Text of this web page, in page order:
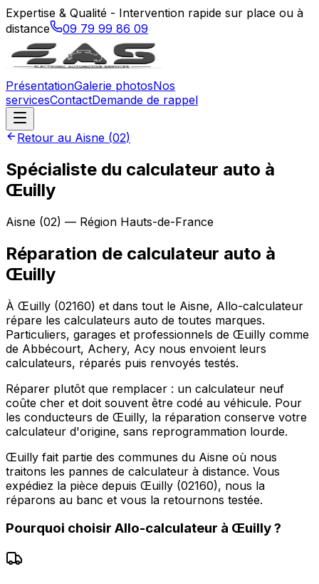
Expertise & Qualité - Intervention rapide sur place ou à
distance
09 79 99 86 09
PrésentationGalerie photosNos
servicesContactDemande de rappel
Retour au Aisne (02)
Spécialiste du calculateur auto à
Œuilly
Aisne (02) — Région Hauts-de-France
Réparation de calculateur auto à
Œuilly
À Œuilly (02160) et dans tout le Aisne, Allo-calculateur
répare les calculateurs auto de toutes marques.
Particuliers, garages et professionnels de Œuilly comme
de Abbécourt, Achery, Acy nous envoient leurs
calculateurs, réparés puis renvoyés testés.
Réparer plutôt que remplacer : un calculateur neuf
coûte cher et doit souvent être codé au véhicule. Pour
les conducteurs de Œuilly, la réparation conserve votre
calculateur d'origine, sans reprogrammation lourde.
Œuilly fait partie des communes du Aisne où nous
traitons les pannes de calculateur à distance. Vous
expédiez la pièce depuis Œuilly (02160), nous la
réparons au banc et vous la retournons testée.
Pourquoi choisir Allo-calculateur à Œuilly?